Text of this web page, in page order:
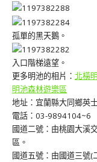
孤單的黑天鵝。
入口階梯遠望。
更多明池的相片： 北橫
明池森林遊樂區
地址：宜蘭縣大同鄉英
電話：03-9894104~6
國道二號：由桃園大溪
區。
國道五號：由國道三號(